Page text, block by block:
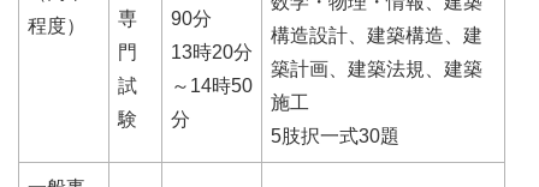
程度）
専
門
試
験
90分
13時20分
～14時50
分
構造設計、建築構造、建
築計画、建築法規、建築
施工
5肢択一式30題